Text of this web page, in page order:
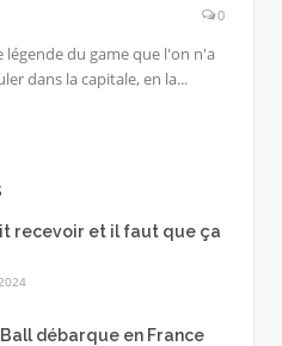
0
du game que l'on n'a
dans la capitale, en la...
recevoir et il faut que ça
débarque en France